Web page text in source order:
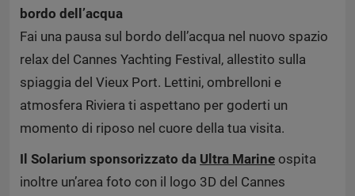
bordo dell’acqua
Fai una pausa sul bordo dell’acqua nel nuovo spazio
relax del Cannes Yachting Festival, allestito sulla
spiaggia del Vieux Port. Lettini, ombrelloni e
atmosfera Riviera ti aspettano per goderti un
momento di riposo nel cuore della tua visita.
Il Solarium sponsorizzato da Ultra Marine ospita
inoltre un’area foto con il logo 3D del Cannes